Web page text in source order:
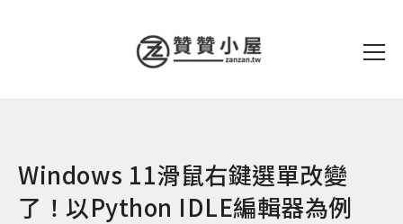
Windows 11滑鼠右鍵選單改變
了！以Python IDLE編輯器為例